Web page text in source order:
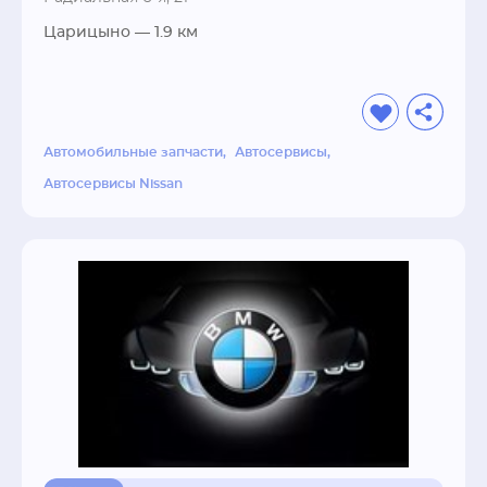
профилактические работы, чтобы ваш
Царицыно — 1.9 км
Автомобильные запчасти Автосервисы
Автосервисы Nissan